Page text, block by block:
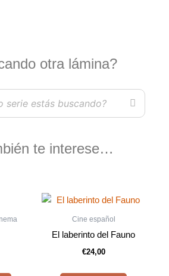
otra lámina?
te interese…
Cine español
El laberinto del Fauno
€24,00